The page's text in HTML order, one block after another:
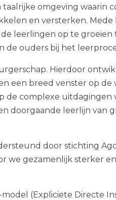
omgeving waarin
en versterken. Mede
leerlingen op te groeien
ouders bij het
Hierdoor
een breed venster op de
de complexe uitdagingen
doorgaande leerlijn van
door stichting
we gezamenlijk sterker
(Expliciete Directe